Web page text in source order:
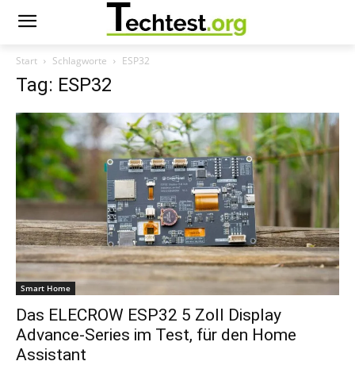
Start Schlagworte ESP32
Tag: ESP32
Smart Home
Das ELECROW ESP32 5 Zoll Display
Advance-Series im Test, für den Home
Assistant